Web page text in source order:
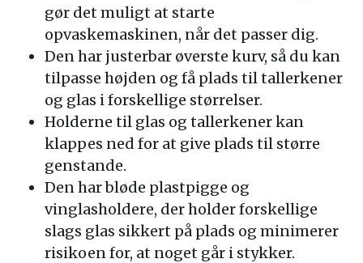
gør det muligt at starte
opvaskemaskinen, når det passer dig.
Den har justerbar øverste kurv, så du kan
tilpasse højden og få plads til tallerkener
og glas i forskellige størrelser.
Holderne til glas og tallerkener kan
klappes ned for at give plads til større
genstande.
Den har bløde plastpigge og
vinglasholdere, der holder forskellige
slags glas sikkert på plads og minimerer
risikoen for, at noget går i stykker.